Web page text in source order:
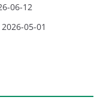
06-12
2026-05-01